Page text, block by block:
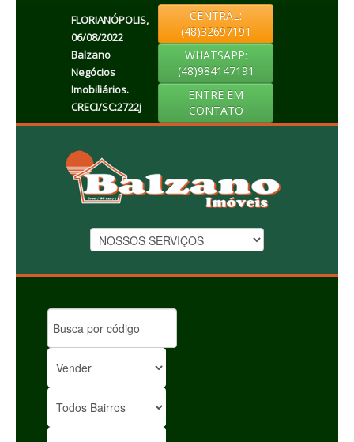
FLORIANÓPOLIS,
06/08/2022
Balzano
Negócios
Imobiliários.
CRECI/SC:2722j
CENTRAL:
(48)32697191
WHATSAPP:
(48)984147191
ENTRE EM
CONTATO